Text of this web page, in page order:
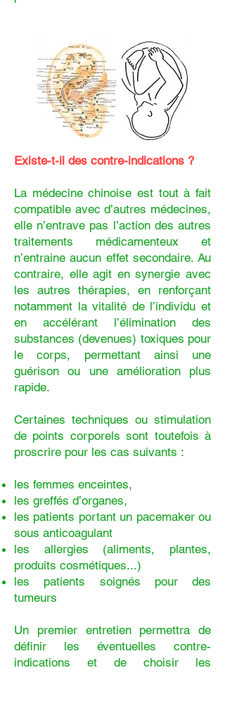
Existe-t-il des contre-indications ?
La médecine chinoise est tout à fait
compatible avec d’autres médecines,
elle n’entrave pas l’action des autres
traitements médicamenteux et
n’entraine aucun effet secondaire. Au
contraire, elle agit en synergie avec
les autres thérapies, en renforçant
notamment la vitalité de l’individu et
en accélérant l’élimination des
substances (devenues) toxiques pour
le corps, permettant ainsi une
guérison ou une amélioration plus
rapide.
Certaines techniques ou stimulation
de points corporels sont toutefois à
proscrire pour les cas suivants :
les femmes enceintes,
les greffés d’organes,
les patients portant un pacemaker ou
sous anticoagulant
les allergies (aliments, plantes,
produits cosmétiques...)
les patients soignés pour des
tumeurs
Un premier entretien permettra de
définir les éventuelles contre-
indications et de choisir les